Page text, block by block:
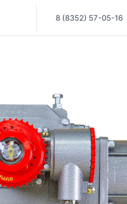
8 (8352) 57-05-16